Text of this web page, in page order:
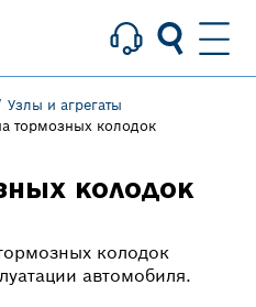
Узлы и агрегаты
тормозных колодок
колодок
колодок
автомобиля.